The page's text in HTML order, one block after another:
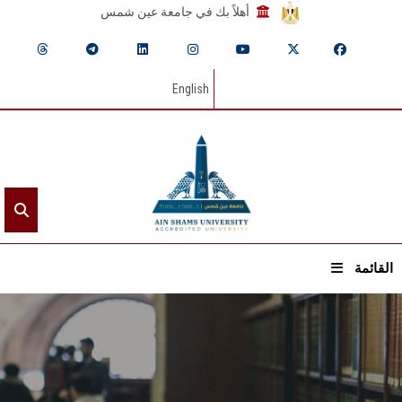
أهلاً بك في جامعة عين شمس
English
القائمة
الرئيسيـة
عن الجامعة